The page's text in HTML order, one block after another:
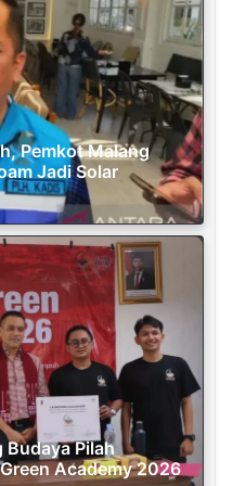
Pemkot Malang
Jadi Solar
Budaya Pilah
Academy 2026